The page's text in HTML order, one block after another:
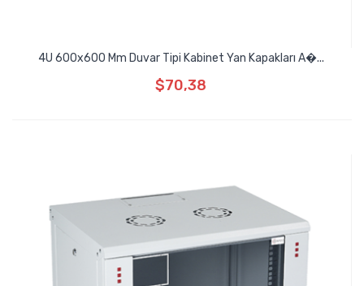
4U 600x600 Mm Duvar Tipi Kabinet Yan Kapakları A�...
$70,38